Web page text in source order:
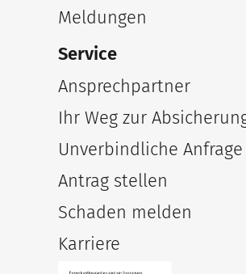
Meldungen
Service
Ansprechpartner
Ihr Weg zur
Unverbindliche Anfrage
Antrag stellen
Schaden melden
Karriere